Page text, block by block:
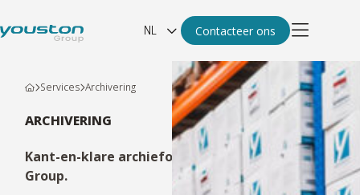
NL Contacteer ons
Services Archivering
ARCHIVERING
Kant-en-klare archiefoplossing? Youston
Group.